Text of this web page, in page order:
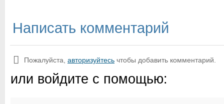
Написать комментарий
Пожалуйста, авторизуйтесь чтобы добавить комментарий.
или войдите с помощью: